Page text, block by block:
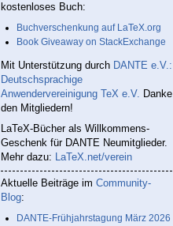
kostenloses Buch:
Buchverschenkung auf LaTeX.org
Book Giveaway on StackExchange
Mit Unterstützung durch DANTE e.V.:
Deutschsprachige
Anwendervereinigung TeX e.V. Danke
den Mitgliedern!
LaTeX-Bücher als Willkommens-
Geschenk für DANTE Neumitglieder.
Mehr dazu: LaTeX.net/verein
Aktuelle Beiträge im Community-
Blog:
DANTE-Frühjahrstagung März 2026